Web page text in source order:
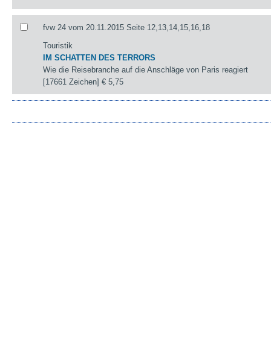
fvw 24 vom 20.11.2015 Seite 12,13,14,15,16,18
Touristik
IM SCHATTEN DES TERRORS
Wie die Reisebranche auf die Anschläge von Paris reagiert
[17661 Zeichen]€ 5,75